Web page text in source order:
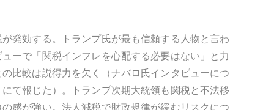
発効する。トランプ氏が最も信頼する人物と言わ
ーで「関税インフレを心配する必要はない」と力
比較は説得力を欠く（ナバロ氏インタビューにつ
にて報じた）。トランプ次期大統領も関税と不法移
感が強い。法人減税で財政規律が緩むリスクにつ